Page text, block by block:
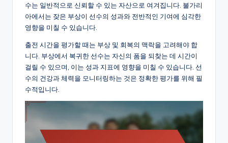
수는 일반적으로 신뢰할 수 있는 자산으로 여겨집니다. 불가리
아에서는 잦은 부상이 선수의 성과와 전반적인 기여에 심각한
영향을 미칠 수 있습니다.
출전 시간을 평가할 때는 부상 및 회복의 맥락을 고려해야 합
니다. 부상에서 복귀한 선수는 자신의 폼을 되찾는 데 시간이
걸릴 수 있으며, 이는 성과 지표에 영향을 미칠 수 있습니다. 선
수의 건강과 체력을 모니터링하는 것은 정확한 평가를 위해 필
수적입니다.